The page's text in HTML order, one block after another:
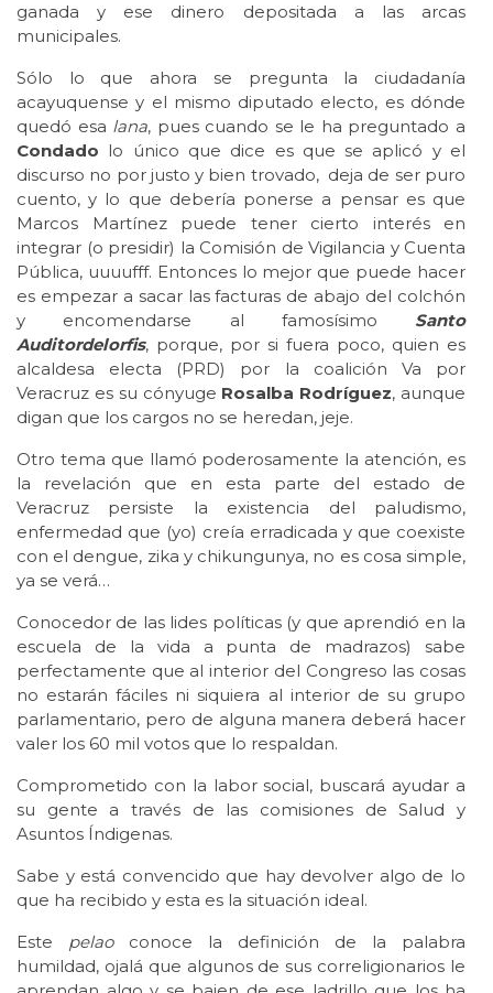
ganada y ese dinero depositada a las arcas
municipales.
Sólo lo que ahora se pregunta la ciudadanía
acayuquense y el mismo diputado electo, es dónde
quedó esa lana, pues cuando se le ha preguntado a
Condado lo único que dice es que se aplicó y el
discurso no por justo y bien trovado, deja de ser puro
cuento, y lo que debería ponerse a pensar es que
Marcos Martínez puede tener cierto interés en
integrar (o presidir) la Comisión de Vigilancia y Cuenta
Pública, uuuufff. Entonces lo mejor que puede hacer
es empezar a sacar las facturas de abajo del colchón
y encomendarse al famosísimo Santo
Auditordelorfis, porque, por si fuera poco, quien es
alcaldesa electa (PRD) por la coalición Va por
Veracruz es su cónyuge Rosalba Rodríguez, aunque
digan que los cargos no se heredan, jeje.
Otro tema que llamó poderosamente la atención, es
la revelación que en esta parte del estado de
Veracruz persiste la existencia del paludismo,
enfermedad que (yo) creía erradicada y que coexiste
con el dengue, zika y chikungunya, no es cosa simple,
ya se verá…
Conocedor de las lides políticas (y que aprendió en la
escuela de la vida a punta de madrazos) sabe
perfectamente que al interior del Congreso las cosas
no estarán fáciles ni siquiera al interior de su grupo
parlamentario, pero de alguna manera deberá hacer
valer los 60 mil votos que lo respaldan.
Comprometido con la labor social, buscará ayudar a
su gente a través de las comisiones de Salud y
Asuntos Índigenas.
Sabe y está convencido que hay devolver algo de lo
que ha recibido y esta es la situación ideal.
Este pelaoconoce la definición de la palabra
humildad, ojalá que algunos de sus correligionarios le